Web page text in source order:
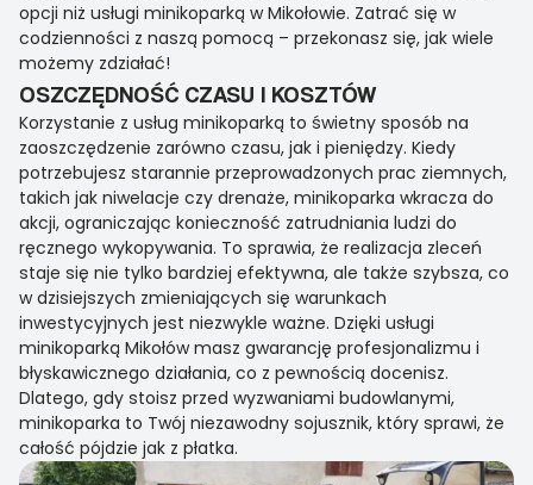
opcji niż usługi minikoparką w Mikołowie. Zatrać się w
codzienności z naszą pomocą – przekonasz się, jak wiele
możemy zdziałać!
OSZCZĘDNOŚĆ CZASU I KOSZTÓW
Korzystanie z usług minikoparką to świetny sposób na
zaoszczędzenie zarówno czasu, jak i pieniędzy. Kiedy
potrzebujesz starannie przeprowadzonych prac ziemnych,
takich jak niwelacje czy drenaże, minikoparka wkracza do
akcji, ograniczając konieczność zatrudniania ludzi do
ręcznego wykopywania. To sprawia, że realizacja zleceń
staje się nie tylko bardziej efektywna, ale także szybsza, co
w dzisiejszych zmieniających się warunkach
inwestycyjnych jest niezwykle ważne. Dzięki usługi
minikoparką Mikołów masz gwarancję profesjonalizmu i
błyskawicznego działania, co z pewnością docenisz.
Dlatego, gdy stoisz przed wyzwaniami budowlanymi,
minikoparka to Twój niezawodny sojusznik, który sprawi, że
całość pójdzie jak z płatka.